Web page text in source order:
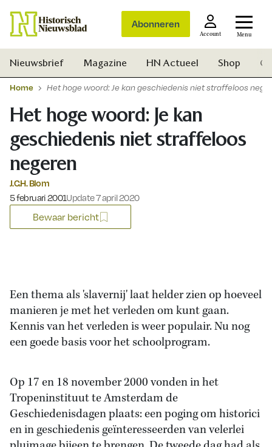
Abonneren
Account Menu
Nieuwsbrief Magazine HN Actueel Shop
Home Het hoge woord: Je kan geschiedenis niet straffeloos
Het hoge woord: Je kan
geschiedenis niet straffeloos
negeren
J.C.H. Blom
Gepubliceerd op:
5 februari 2001Update 7 april 2020
Bewaar bericht
Een thema als 'slavernij' laat helder zien op hoeveel
manieren je met het verleden om kunt gaan.
Kennis van het verleden is weer populair. Nu nog
een goede basis voor het schoolprogram.
Op 17 en 18 november 2000 vonden in het
Tropeninstituut te Amsterdam de
Geschiedenisdagen plaats: een poging om historici
en in geschiedenis geïnteresseerden van velerlei